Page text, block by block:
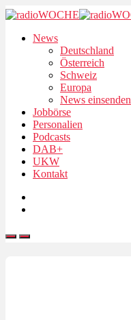
News
Deutschland
Österreich
Schweiz
Europa
News einsenden
Jobbörse
Personalien
Podcasts
DAB+
UKW
Kontakt